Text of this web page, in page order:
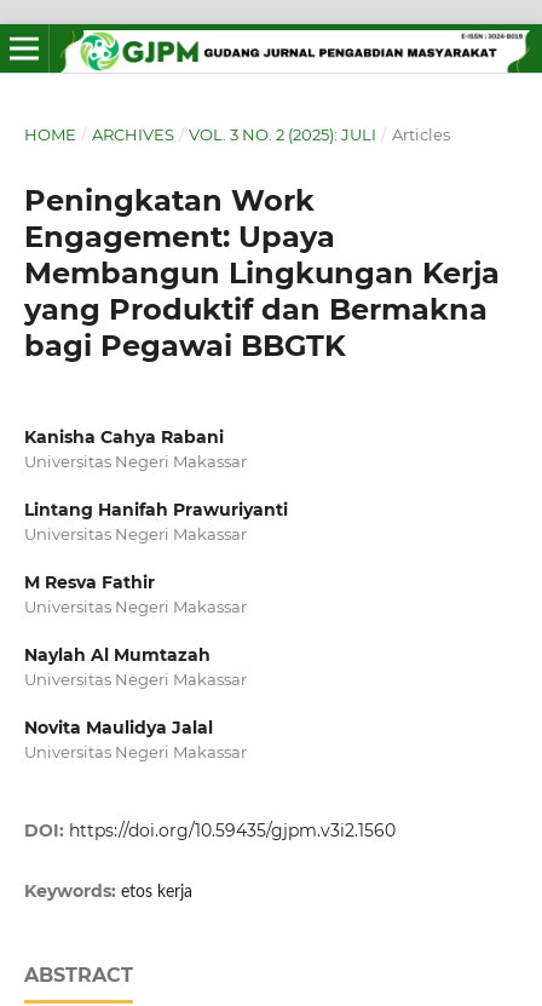
HOME / ARCHIVES / VOL. 3 NO. 2 (2025): JULI / Articles
Peningkatan Work
Engagement: Upaya
Membangun Lingkungan Kerja
yang Produktif dan Bermakna
bagi Pegawai BBGTK
Kanisha Cahya Rabani
Universitas Negeri Makassar
Lintang Hanifah Prawuriyanti
Universitas Negeri Makassar
M Resva Fathir
Universitas Negeri Makassar
Naylah Al Mumtazah
Universitas Negeri Makassar
Novita Maulidya Jalal
Universitas Negeri Makassar
DOI: https://doi.org/10.59435/gjpm.v3i2.1560
Keywords: etos kerja
ABSTRACT